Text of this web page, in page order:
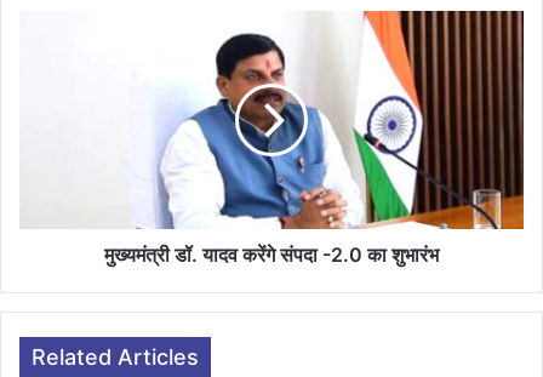
मुख्यमंत्री डॉ. यादव करेंगे संपदा -2.0 का शुभारंभ
Related Articles